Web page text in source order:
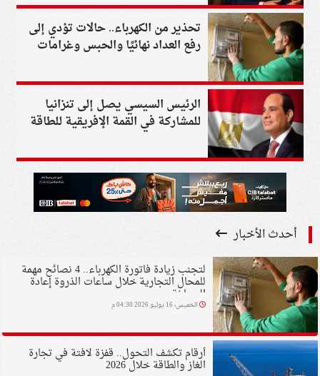
تحذير من الكهرباء.. حالات تؤدي إلى
رفع العداد نهائيًا والحبس وغرامات
الرئيس السيسي يصل إلى تنزانيا
للمشاركة في القمة الإفريقية للطاقة
أحدث الأخبار
لتجنب زيادة فاتورة الكهرباء.. 4 نصائح مهمة
للمحال التجارية خلال ساعات الذروة إعادة
الصياغة
الخميس، 16 يوليو 2026 04:30 م
أرقام تكشف التحول.. قفزة لافتة في تجارة
الغاز والطاقة خلال 2026